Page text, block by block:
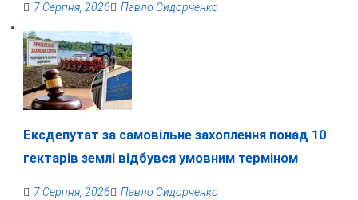
7 Серпня, 2026 Павло Сидорченко
Ексдепутат за самовільне захоплення понад 10
гектарів землі відбувся умовним терміном
7 Серпня, 2026 Павло Сидорченко